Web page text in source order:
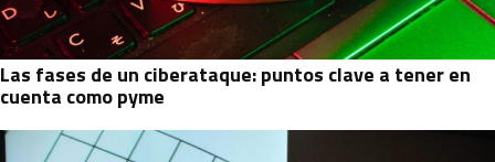
Las fases de un ciberataque: puntos clave a tener en
cuenta como pyme